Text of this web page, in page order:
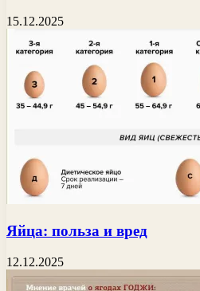
15.12.2025
Яйца: польза и вред
12.12.2025